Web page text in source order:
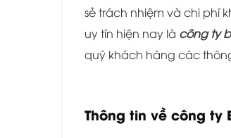
sẻ trách nhiệm và chi phí
uy tín hiện nay là công ty
quý khách hàng các
Thông tin về công ty